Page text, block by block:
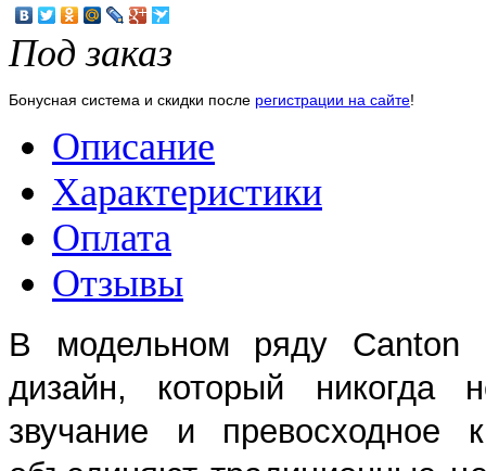
Под заказ
Бонусная система и скидки после регистрации на сайте!
Описание
Характеристики
Оплата
Отзывы
В модельном ряду Canton
дизайн, который
звучание и превосходное